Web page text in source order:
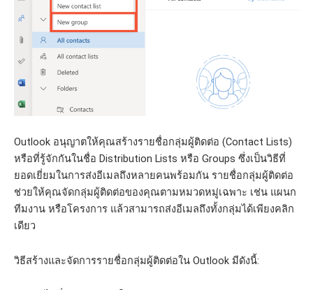
Outlook อนุญาตให้คุณสร้างรายชื่อกลุ่มผู้ติดต่อ (Contact Lists)
หรือที่รู้จักกันในชื่อ Distribution Lists หรือ Groups ซึ่งเป็นวิธีที่
ยอดเยี่ยมในการส่งอีเมลถึงหลายคนพร้อมกัน รายชื่อกลุ่มผู้ติดต่อ
ช่วยให้คุณจัดกลุ่มผู้ติดต่อของคุณตามหมวดหมู่เฉพาะ เช่น แผนก
ทีมงาน หรือโครงการ แล้วสามารถส่งอีเมลถึงทั้งกลุ่มได้เพียงคลิก
เดียว
วิธีสร้างและจัดการรายชื่อกลุ่มผู้ติดต่อใน Outlook มีดังนี้: